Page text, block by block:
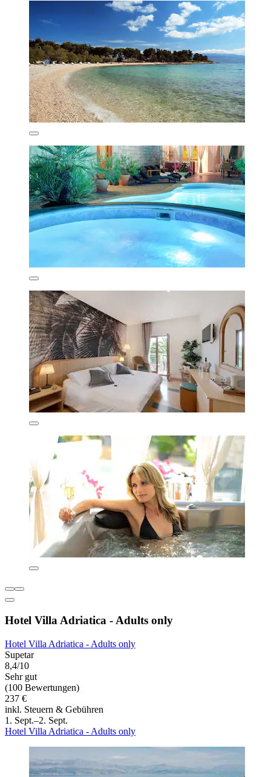
Hotel Villa Adriatica - Adults only
Hotel Villa Adriatica - Adults only
Supetar
8,4/10
Sehr gut
(100 Bewertungen)
237 €
inkl. Steuern & Gebühren
1. Sept.–2. Sept.
Hotel Villa Adriatica - Adults only